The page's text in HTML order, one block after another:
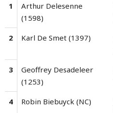
1
Arthur Delesenne
(1598)
2 Karl De Smet (1397)
3
Geoffrey Desadeleer
(1253)
4 Robin Biebuyck (NC)